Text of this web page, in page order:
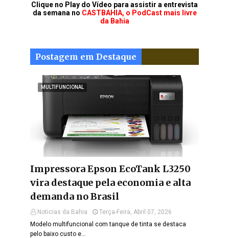
Clique no Play do Vídeo para assistir a entrevista
da semana no CASTBAHIA, o PodCast mais livre
da Bahia
Postagem em Destaque
MULTIFUNCIONAL
Impressora Epson EcoTank L3250
vira destaque pela economia e alta
demanda no Brasil
Noticias da Bahia
Terça-Feira, Abril 07, 2026
Modelo multifuncional com tanque de tinta se destaca
pelo baixo custo e…